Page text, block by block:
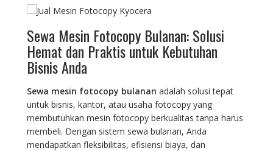
Sewa Mesin Fotocopy Bulanan: Solusi
Hemat dan Praktis untuk Kebutuhan
Bisnis Anda
Sewa mesin fotocopy bulanan adalah solusi tepat
untuk bisnis, kantor, atau usaha fotocopy yang
membutuhkan mesin fotocopy berkualitas tanpa harus
membeli. Dengan sistem sewa bulanan, Anda
mendapatkan fleksibilitas, efisiensi biaya, dan